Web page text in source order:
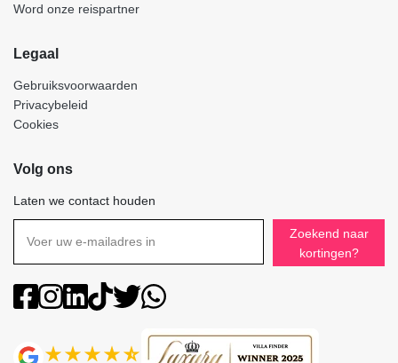
Word onze reispartner
Legaal
Gebruiksvoorwaarden
Privacybeleid
Cookies
Volg ons
Laten we contact houden
Zoekend naar
kortingen?